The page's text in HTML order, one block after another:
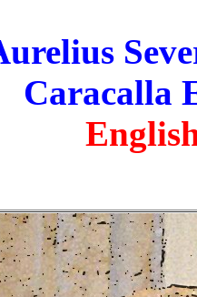
Caracalla